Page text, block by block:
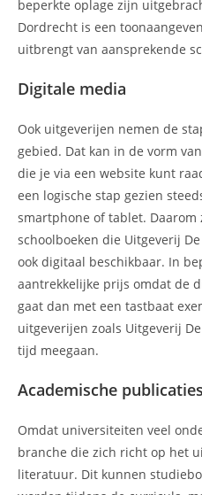
beperkte oplage zijn
Dordrecht is een
uitbrengt van aansprekende
Digitale media
Ook uitgeverijen nemen de
gebied. Dat kan in de vorm
die je via een website kunt
een logische stap gezien
smartphone of tablet.
schoolboeken die Uitgeverij
ook digitaal beschikbaar. In
aantrekkelijke prijs omdat de
gaat dan met een tastbaat
uitgeverijen zoals Uitgeverij
tijd meegaan.
Academische publicaties
Omdat universiteiten veel
branche die zich richt op het
literatuur. Dit kunnen